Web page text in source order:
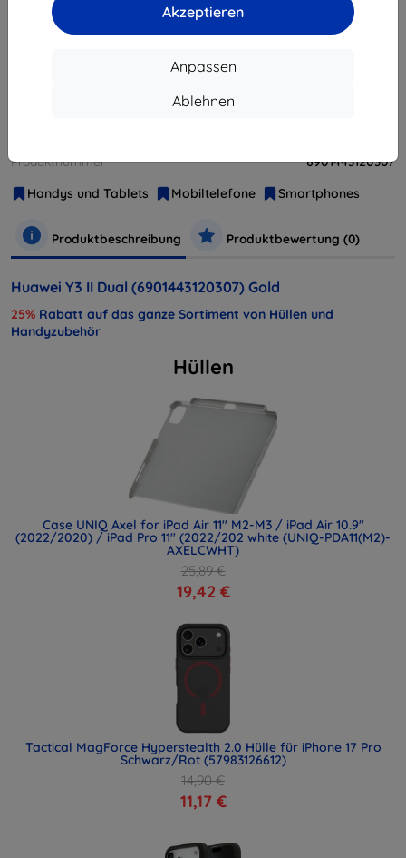
Akzeptieren
Anpassen
Ablehnen
ausverkauft
Weitere Varianten dieses Produkts
Produktnummer
6901443120307
Handys und Tablets
Mobiltelefone Smartphones
Produktbeschreibung Produktbewertung (0)
Huawei Y3 II Dual (6901443120307) Gold
25% Rabatt auf das ganze Sortiment von Hüllen und
Handyzubehör
Hüllen
Case UNIQ Axel for iPad Air 11" M2-M3 / iPad Air 10.9"
(2022/2020) / iPad Pro 11" (2022/202 white (UNIQ-PDA11(M2)-
AXELCWHT)
25,89 €
19,42 €
Tactical MagForce Hyperstealth 2.0 Hülle für iPhone 17 Pro
Schwarz/Rot (57983126612)
14,90 €
11,17 €